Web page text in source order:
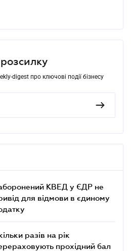
digest про ключові події бізнесу
КВЕД у ЄДР не
для відмови в єдиному
разів на рік
прохідний бал